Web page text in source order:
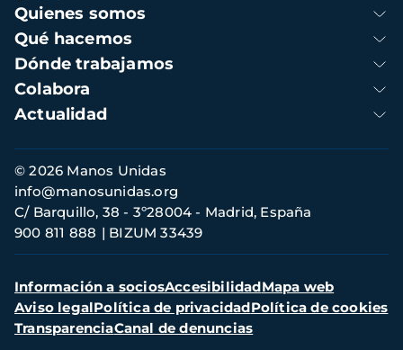
Navegación
principal
Quienes somos
Qué hacemos
Dónde trabajamos
Colabora
Actualidad
Información
de
contacto
© 2026 Manos Unidas
C/ Barquillo, 38 - 3º28004 - Madrid, España
900 811 888
BIZUM 33439
info@manosunidas.org
Menú
secundario
Información a sociosAccesibilidadMapa web
Aviso legalPolítica de privacidadPolítica de cookies
TransparenciaCanal de denuncias